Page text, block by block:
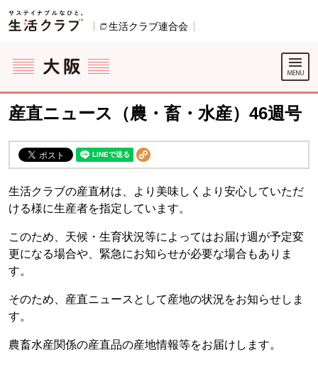
ページの先頭です。
生活クラブ連合会
ここからサイト内共通メニューです。
サイト内共通メニューをスキップする
サイト内共通メニューここまで。
産直ニュース（農・畜・水産）46週号
生活クラブの産直材は、より美味しくより安心していただ
ける様に生産者を指定しています。
このため、天候・生育状況等によってはお届け週が予定変
更になる場合や、緊急にお知らせが必要な場合もありま
す。
そのため、産直ニュースとして産地の状況をお知らせしま
す。
農畜水産関係の産直品の産地情報等をお届けします。